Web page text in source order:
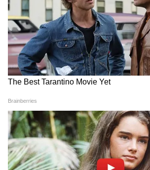
Image Credit : Asianet News
অনলাইনে আবেদন করার নিয়ম
আয়ুষ্মান ভারতের অফিসিয়াল
পোর্টাল
প্লে স্টোর থেকে 'Ayushman
করুন। এরপর 'Beneficiary'
আপনার মোবাইল নম্বরটি বসিয়ে